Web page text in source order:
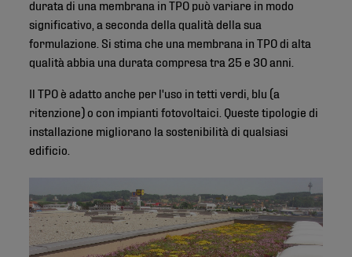
durata di una membrana in TPO può variare in modo
significativo, a seconda della qualità della sua
formulazione. Si stima che una membrana in TPO di alta
qualità abbia una durata compresa tra 25 e 30 anni.
Il TPO è adatto anche per l'uso in tetti verdi, blu (a
ritenzione) o con impianti fotovoltaici. Queste tipologie di
installazione migliorano la sostenibilità di qualsiasi
edificio.